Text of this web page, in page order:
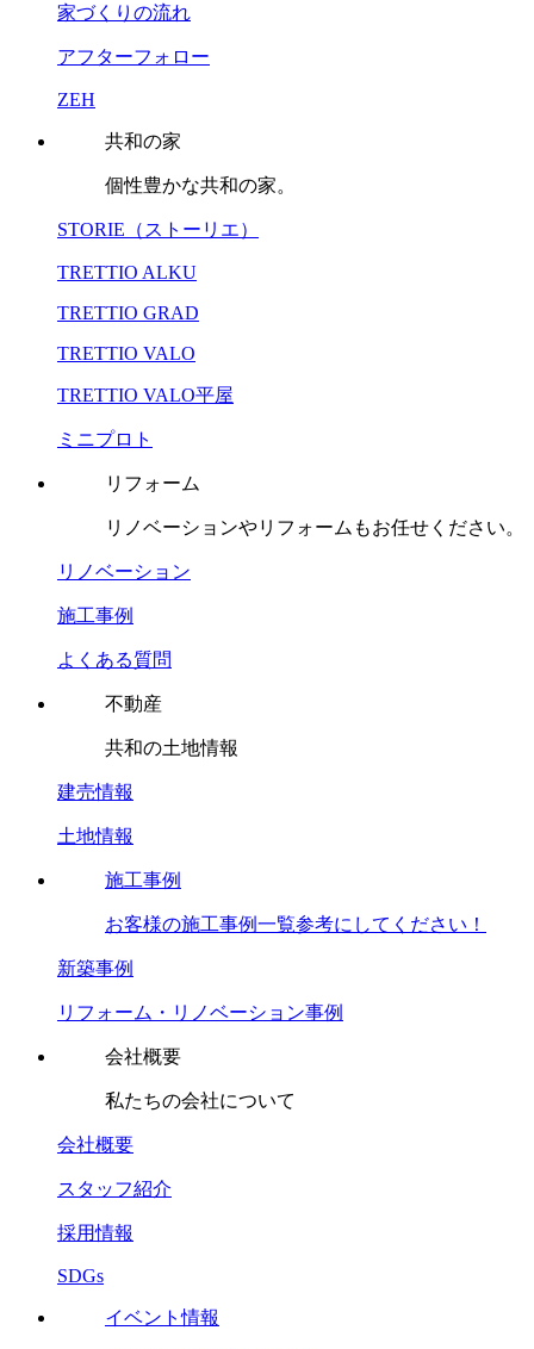
家づくりの流れ
アフターフォロー
ZEH
共和の家
個性豊かな共和の家。
STORIE（ストーリエ）
TRETTIO ALKU
TRETTIO GRAD
TRETTIO VALO
TRETTIO VALO平屋
ミニプロト
リフォーム
リノベーションやリフォームもお任せください。
リノベーション
施工事例
よくある質問
不動産
共和の土地情報
建売情報
土地情報
施工事例
お客様の施工事例一覧参考にしてください！
新築事例
リフォーム・リノベーション事例
会社概要
私たちの会社について
会社概要
スタッフ紹介
採用情報
SDGs
イベント情報